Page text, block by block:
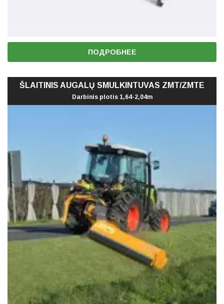
ПОДРОБНЕЕ
ŠLAITINIS AUGALŲ SMULKINTUVAS ZMT/ZMTE
Darbinis plotis 1,64-2,04m